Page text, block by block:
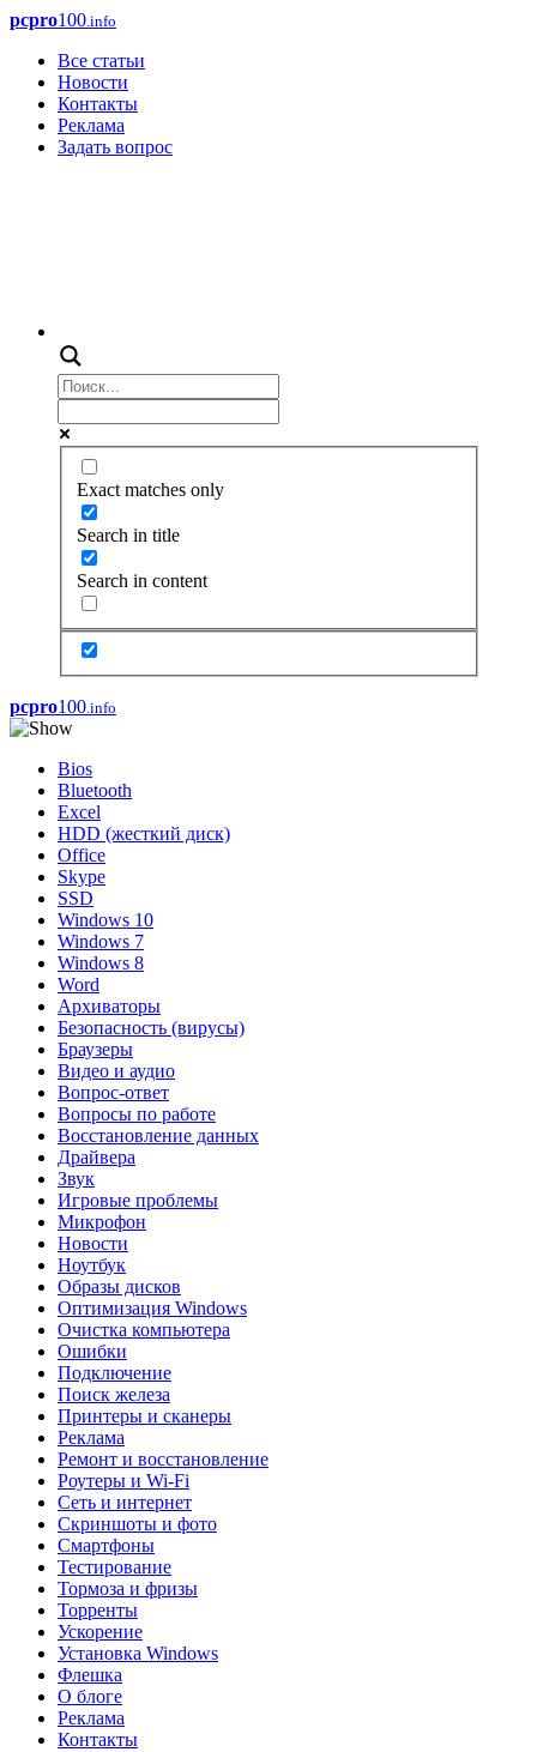
pcpro100.info
Все статьи
Новости
Контакты
Реклама
Задать вопрос
Exact matches only
Search in title
Search in content
pcpro100.info
Bios
Bluetooth
Excel
HDD (жесткий диск)
Office
Skype
SSD
Windows 10
Windows 7
Windows 8
Word
Архиваторы
Безопасность (вирусы)
Браузеры
Видео и аудио
Вопрос-ответ
Вопросы по работе
Восстановление данных
Драйвера
Звук
Игровые проблемы
Микрофон
Новости
Ноутбук
Образы дисков
Оптимизация Windows
Очистка компьютера
Ошибки
Подключение
Поиск железа
Принтеры и сканеры
Реклама
Ремонт и восстановление
Роутеры и Wi-Fi
Сеть и интернет
Скриншоты и фото
Смартфоны
Тестирование
Тормоза и фризы
Торренты
Ускорение
Установка Windows
Флешка
О блоге
Реклама
Контакты